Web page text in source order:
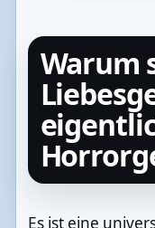
Warum
Es ist eine